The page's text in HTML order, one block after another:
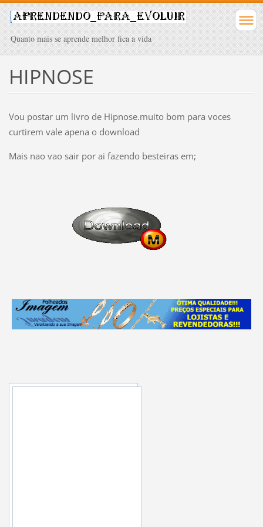
Quanto mais se aprende melhor fica a vida
HIPNOSE
Vou postar um livro de Hipnose.muito bom para voces
curtirem vale apena o download
Mais nao vao sair por ai fazendo besteiras em;